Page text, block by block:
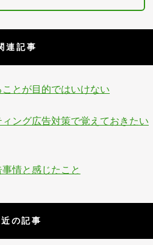
連記事
とが目的ではいけない
ング広告対策で覚えておきたい
情と感じたこと
の記事